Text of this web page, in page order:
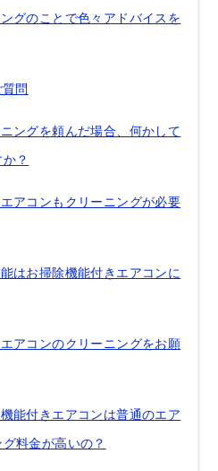
グのことで色々アドバイスを
問
ングを頼んだ場合、何かして
？
アコンもクリーニングが必要
はお掃除機能付きエアコンに
アコンのクリーニングをお願
能付きエアコンは普通のエア
料金が高いの？